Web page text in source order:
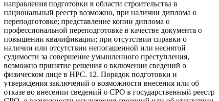
направления подготовки в области строительства в
национальный реестр возможно, при наличии диплома о
переподготовке; представление копии диплома о
профессиональной переподготовке в качестве документа о
повышении квалификации; при отсутствии справки о
наличии или отсутствии непогашенной или неснятой
судимости за совершение умышленного преступления,
возможно принятие решения о включении сведений о
физическом лице в НРС. 12. Порядок подготовки и
утверждения заключений о возможности внесения или об
отказе во внесении сведений о СРО в государственный реестр